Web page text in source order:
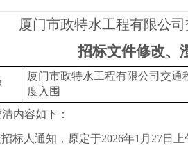
厦门市政特水工程有限公
招标文件修改、
厦门市政特水工程有限公司交通
度入围
内容如下：
标人通知，原定于2026年1 月 27日上